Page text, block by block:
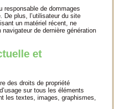
responsable de dommages
De plus, l’utilisateur du site
un matériel récent, ne
de dernière génération
et
des droits de propriété
sur tous les éléments
les textes, images, graphismes,